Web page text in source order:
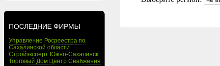
ПОСЛЕДНИЕ ФИРМЫ
Управление Росреестра по
Сахалинской области
Стройэксперт Южно-Сахалинск
Торговый Дом Центр Снабжения